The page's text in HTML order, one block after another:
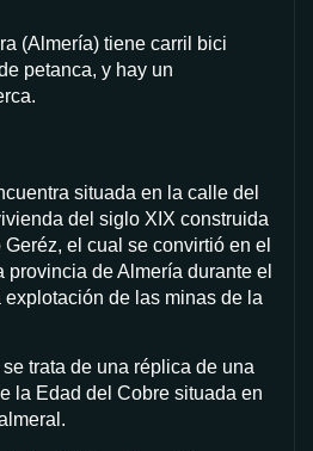
(Almería) tiene carril bici
petanca, y hay un
situada en la calle del
del siglo XIX construida
el cual se convirtió en el
provincia de Almería durante el
de las minas de la
trata de una réplica de una
la Edad del Cobre situada en